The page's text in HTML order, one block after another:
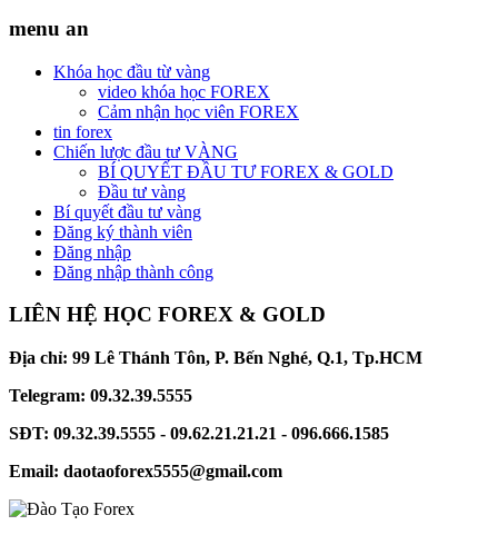
menu an
Khóa học đầu từ vàng
video khóa học FOREX
Cảm nhận học viên FOREX
tin forex
Chiến lược đầu tư VÀNG
BÍ QUYẾT ĐẦU TƯ FOREX & GOLD
Đầu tư vàng
Bí quyết đầu tư vàng
Đăng ký thành viên
Đăng nhập
Đăng nhập thành công
LIÊN HỆ HỌC FOREX & GOLD
Địa chỉ: 99 Lê Thánh Tôn, P. Bến Nghé, Q.1, Tp.HCM
Telegram: 09.32.39.5555
SĐT: 09.32.39.5555 - 09.62.21.21.21 - 096.666.1585
Email: daotaoforex5555@gmail.com